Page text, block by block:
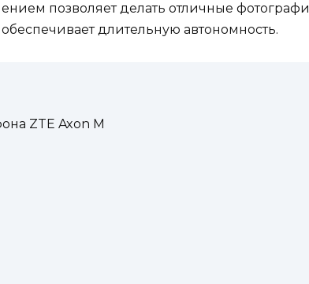
позволяет делать отличные
длительную автономность.
ZTE Axon M